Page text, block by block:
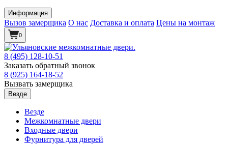
Информация
Вызов замерщика О нас Доставка и оплата Цены на монтаж
0
8 (495) 128-10-51
Заказать обратный звонок
8 (925) 164-18-52
Вызвать замерщика
Везде
Везде
Межкомнатные двери
Входные двери
Фурнитура для дверей